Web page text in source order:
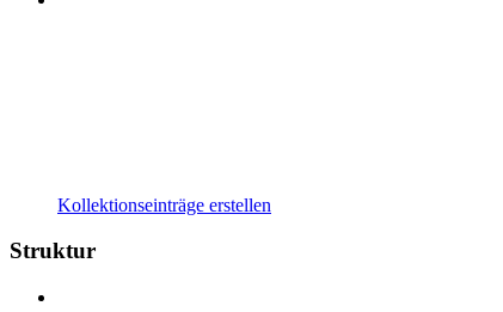
Kollektionseinträge erstellen
Struktur